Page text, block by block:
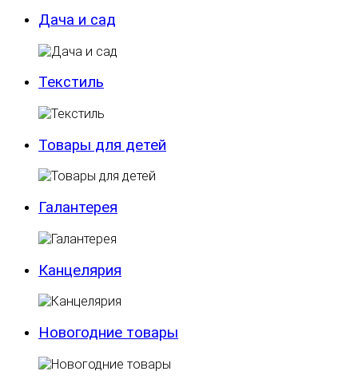
Дача и сад
Текстиль
Товары для детей
Галантерея
Канцелярия
Новогодние товары